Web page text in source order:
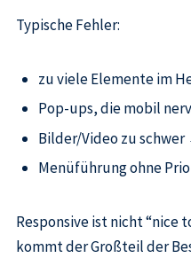
Typische Fehler:
zu viele Elemente im
Pop-ups, die mobil
Bilder/Video zu
Menüführung ohne
Responsive ist nicht “nice
kommt der Großteil der